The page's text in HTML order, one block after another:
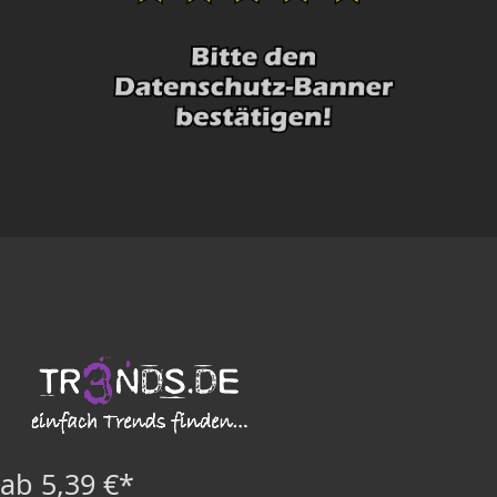
ab 5,39 €*